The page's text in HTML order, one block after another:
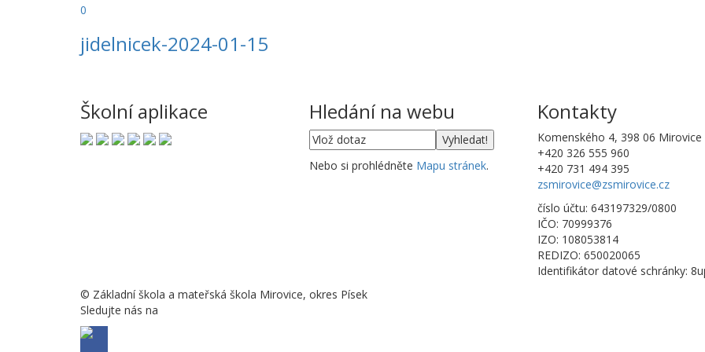
0
jidelnicek-2024-01-15
Školní aplikace Hledání na webu
Nebo si prohlédněte Mapu stránek.
Kontakty
Komenského 4, 398 06 Mirovice
+420 326 555 960
+420 731 494 395
zsmirovice@zsmirovice.cz
číslo účtu: 643197329/0800
IČO: 70999376
IZO: 108053814
REDIZO: 650020065
Identifikátor datové schránky:
© Základní škola a mateřská škola Mirovice, okres Písek
Sledujte nás na